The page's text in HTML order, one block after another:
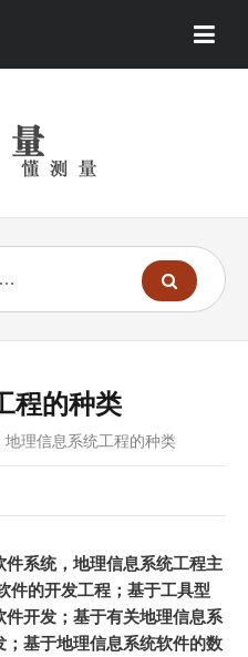
程的种类
地理信息系统工程的种类
系统，地理信息系统工程主
件的开发工程；基于工具型
开发；基于有关地理信息系
基于地理信息系统软件的数